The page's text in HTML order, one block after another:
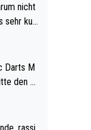
nicht
Weltm
Self l
d
den A